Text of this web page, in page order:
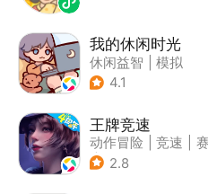
我的休闲时光
休闲益智
模拟
4.1
王牌竞速
动作冒险 竞速
| 漂移
2.8